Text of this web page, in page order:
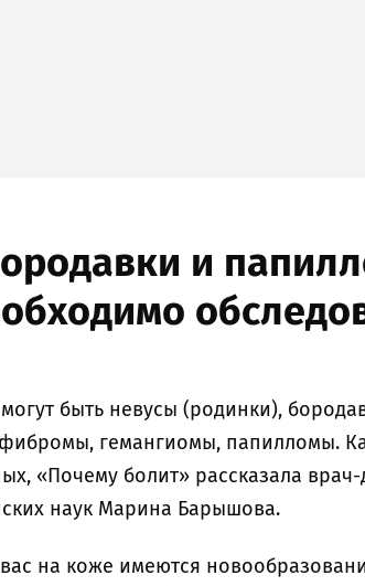
и
быть невусы (родинки),
гемангиомы, папилломы.
«Почему болит» рассказала
наук Марина Барышова.
на коже имеются